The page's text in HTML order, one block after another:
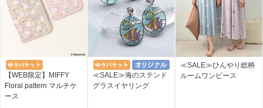
【WEB限定】MIFFY
Floral pattern マルチケ
ース
≪SALE≫海のステンド
グラスイヤリング
≪SALE≫ひんやり総柄
ルームワンピース